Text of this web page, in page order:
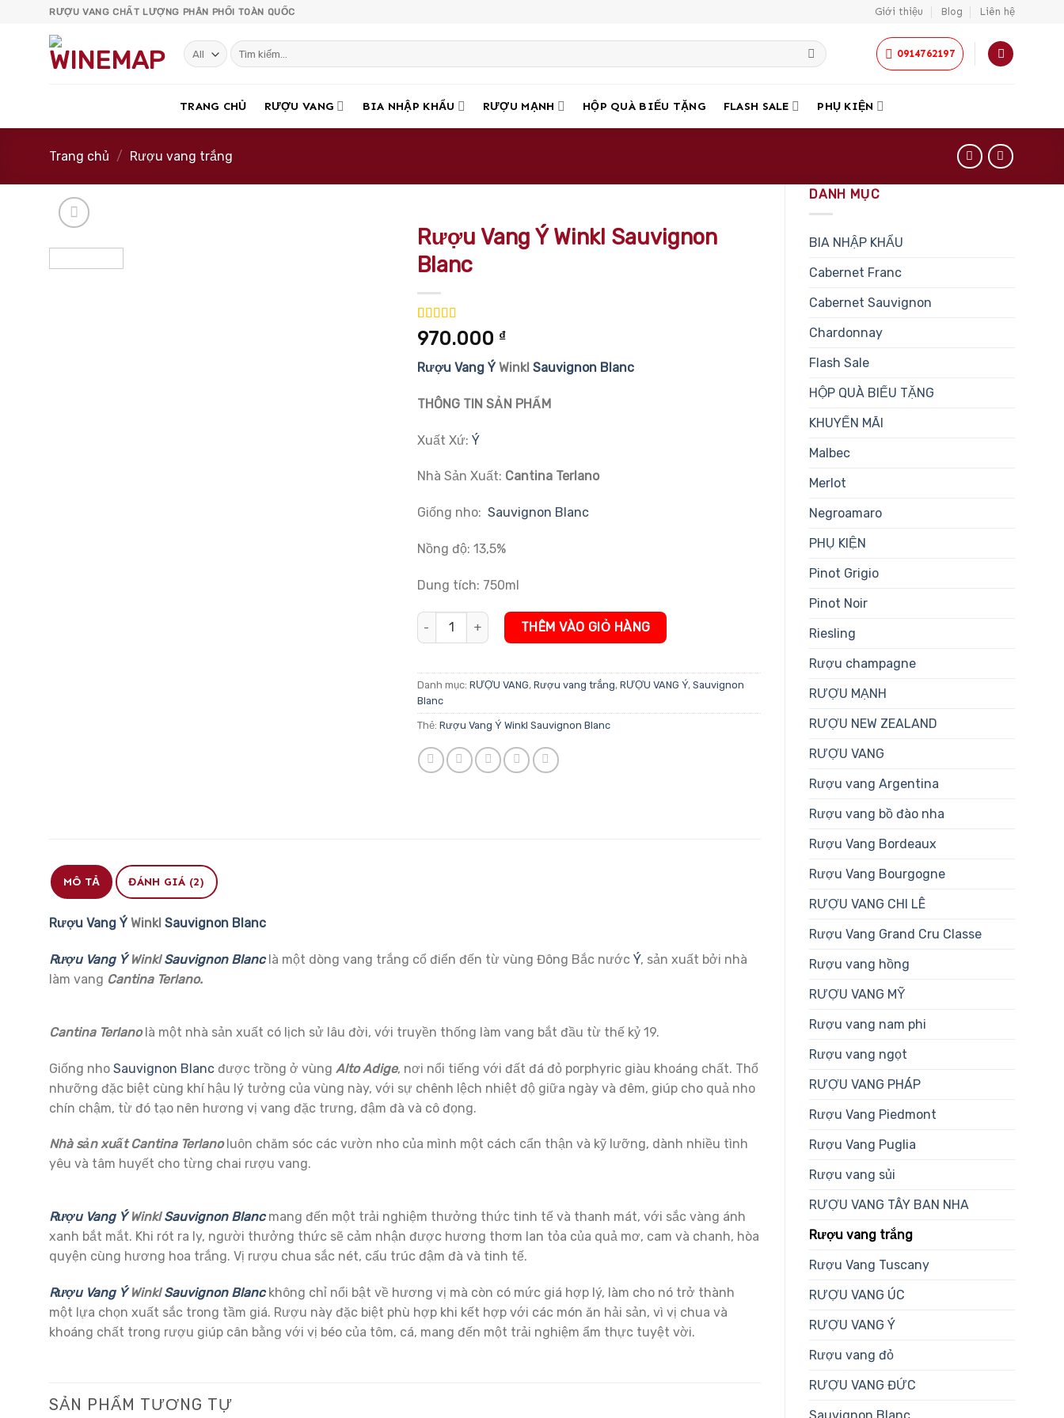
RƯỢU VANG CHẤT LƯỢNG PHÂN PHỐI TOÀN QUỐC Giới thiệu Blog Liên hệ
Tìm
kiếm:
0914762197
TRANG CHỦ RƯỢU VANG BIA NHẬP KHẨU RƯỢU MẠNH HỘP QUÀ BIẾU TẶNG FLASH SALE PHỤ KIỆN
Trang chủ / Rượu vang trắng
DANH MỤC
BIA NHẬP KHẨU
Cabernet Franc
Cabernet Sauvignon
Chardonnay
Flash Sale
HỘP QUÀ BIẾU TẶNG
KHUYẾN MÃI
Malbec
Merlot
Negroamaro
PHỤ KIỆN
Pinot Grigio
Pinot Noir
Riesling
Rượu champagne
RƯỢU MẠNH
RƯỢU NEW ZEALAND
RƯỢU VANG
Rượu vang Argentina
Rượu vang bồ đào nha
Rượu Vang Bordeaux
Rượu Vang Bourgogne
RƯỢU VANG CHI LÊ
Rượu Vang Grand Cru Classe
Rượu vang hồng
RƯỢU VANG MỸ
Rượu vang nam phi
Rượu vang ngọt
RƯỢU VANG PHÁP
Rượu Vang Piedmont
Rượu Vang Puglia
Rượu vang sủi
RƯỢU VANG TÂY BAN NHA
Rượu vang trắng
Rượu Vang Tuscany
RƯỢU VANG ÚC
RƯỢU VANG Ý
Rượu vang đỏ
RƯỢU VANG ĐỨC
Sauvignon Blanc
Rượu Vang Ý Winkl Sauvignon
Blanc
5.00trên 5
dựa trên
2
970.000 ₫
Rượu Vang ÝWinkl Sauvignon Blanc
THÔNG TIN SẢN PHẨM
Xuất Xứ: Ý
Nhà Sản Xuất: Cantina Terlano
Giống nho: Sauvignon Blanc
Nồng độ: 13,5%
Dung tích: 750ml
Rượu Vang Ý Winkl Sauvignon Blanc số lượng
THÊM VÀO GIỎ HÀNG
Danh mục: RƯỢU VANG, Rượu vang trắng, RƯỢU VANG Ý, Sauvignon
Blanc
Thẻ: Rượu Vang Ý Winkl Sauvignon Blanc
MÔ TẢ ĐÁNH GIÁ (2)
Rượu Vang Ý Winkl Sauvignon Blanc
Rượu Vang ÝWinklSauvignon Blanclà một dòng vang trắng cổ điển đến từ vùng Đông Bắc nước Ý, sản xuất bởi nhà
làm vang Cantina Terlano.
Cantina Terlanolà một nhà sản xuất có lịch sử lâu đời, với truyền thống làm vang bắt đầu từ thế kỷ 19.
Giống nho Sauvignon Blanc được trồng ở vùng Alto Adige, nơi nổi tiếng với đất đá đỏ porphyric giàu khoáng chất. Thổ
nhưỡng đặc biệt cùng khí hậu lý tưởng của vùng này, với sự chênh lệch nhiệt độ giữa ngày và đêm, giúp cho quả nho
chín chậm, từ đó tạo nên hương vị vang đặc trưng, đậm đà và cô đọng.
Nhà sản xuất Cantina Terlanoluôn chăm sóc các vườn nho của mình một cách cẩn thận và kỹ lưỡng, dành nhiều tình
yêu và tâm huyết cho từng chai rượu vang.
Rượu Vang ÝWinklSauvignon Blancmang đến một trải nghiệm thưởng thức tinh tế và thanh mát, với sắc vàng ánh
xanh bắt mắt. Khi rót ra ly, người thưởng thức sẽ cảm nhận được hương thơm lan tỏa của quả mơ, cam và chanh, hòa
quyện cùng hương hoa trắng. Vị rượu chua sắc nét, cấu trúc đậm đà và tinh tế.
Rượu Vang ÝWinklSauvignon Blanckhông chỉ nổi bật về hương vị mà còn có mức giá hợp lý, làm cho nó trở thành
một lựa chọn xuất sắc trong tầm giá. Rượu này đặc biệt phù hợp khi kết hợp với các món ăn hải sản, vì vị chua và
khoáng chất trong rượu giúp cân bằng với vị béo của tôm, cá, mang đến một trải nghiệm ẩm thực tuyệt vời.
SẢN PHẨM TƯƠNG TỰ